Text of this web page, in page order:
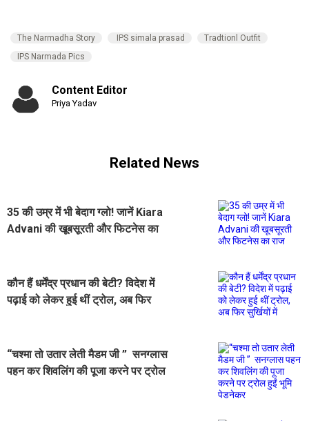
The Narmadha Story IPS simala prasad
Tradtionl Outfit
IPS Narmada Pics
Content Editor
Priya Yadav
Related News
35 की उम्र में भी बेदाग ग्लो! जानें Kiara
Advani की खूबसूरती और फिटनेस का
कौन हैं धर्मेंद्र प्रधान की बेटी? विदेश में
पढ़ाई को लेकर हुई थीं ट्रोल, अब फिर
“चश्मा तो उतार लेती मैडम जी ” सनग्लास
पहन कर शिवलिंग की पूजा करने पर ट्रोल